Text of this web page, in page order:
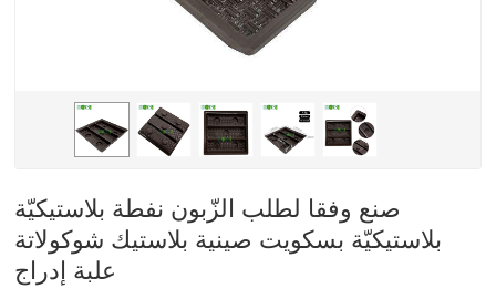
صنع وفقا لطلب الزّبون نفطة بلاستيكيّة
بلاستيكيّة بسكويت صينية بلاستيك شوكولاتة
علبة إدراج